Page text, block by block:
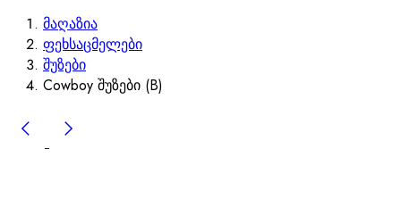
მაღაზია
ფეხსაცმელები
შუზები
Cowboy შუზები (B)